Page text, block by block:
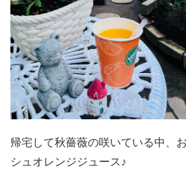
帰宅して秋薔薇の咲いている中、
シュオレンジジュース♪